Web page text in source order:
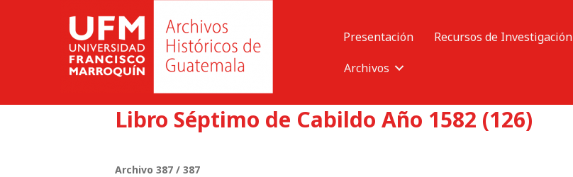
Presentación Recursos de Investigación
Archivos
Libro Séptimo de Cabildo Año 1582 (126)
Archivo 387 / 387